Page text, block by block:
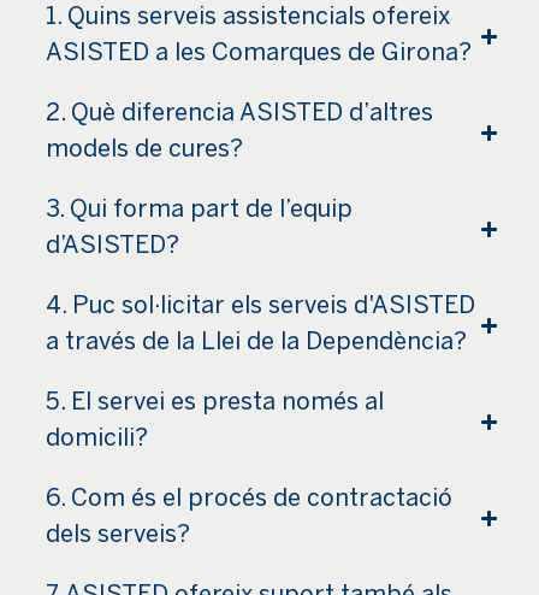
1. Quins serveis assistencials ofereix
ASISTED a les Comarques de Girona?
2. Què diferencia ASISTED d’altres
models de cures?
3. Qui forma part de l’equip
d’ASISTED?
4. Puc sol·licitar els serveis d'ASISTED
a través de la Llei de la Dependència?
5. El servei es presta només al
domicili?
6. Com és el procés de contractació
dels serveis?